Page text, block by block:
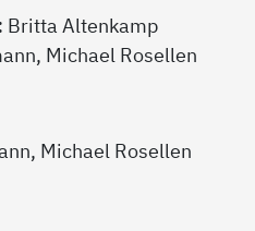
Britta Altenkamp
Michael Rosellen
Michael Rosellen